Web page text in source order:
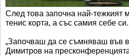
След това започна най-тежкият
тенис корта, а със самия себе си.
„Започваш да се съмняваш във
Димитров на